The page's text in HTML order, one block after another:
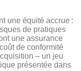
une équité accrue :
de pratiques
une assurance
de conformité
– un jeu
présentée dans